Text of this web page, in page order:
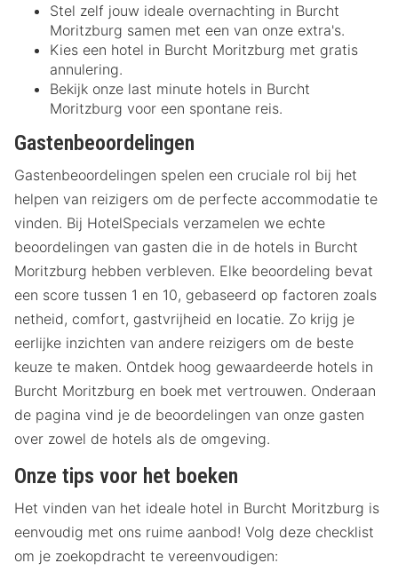
Stel zelf jouw ideale overnachting in Burcht
Moritzburg samen met een van onze extra's.
Kies een hotel in Burcht Moritzburg met gratis
annulering.
Bekijk onze last minute hotels in Burcht
Moritzburg voor een spontane reis.
Gastenbeoordelingen
Gastenbeoordelingen spelen een cruciale rol bij het
helpen van reizigers om de perfecte accommodatie te
vinden. Bij HotelSpecials verzamelen we echte
beoordelingen van gasten die in de hotels in Burcht
Moritzburg hebben verbleven. Elke beoordeling bevat
een score tussen 1 en 10, gebaseerd op factoren zoals
netheid, comfort, gastvrijheid en locatie. Zo krijg je
eerlijke inzichten van andere reizigers om de beste
keuze te maken. Ontdek hoog gewaardeerde hotels in
Burcht Moritzburg en boek met vertrouwen. Onderaan
de pagina vind je de beoordelingen van onze gasten
over zowel de hotels als de omgeving.
Onze tips voor het boeken
Het vinden van het ideale hotel in Burcht Moritzburg is
eenvoudig met ons ruime aanbod! Volg deze checklist
om je zoekopdracht te vereenvoudigen: